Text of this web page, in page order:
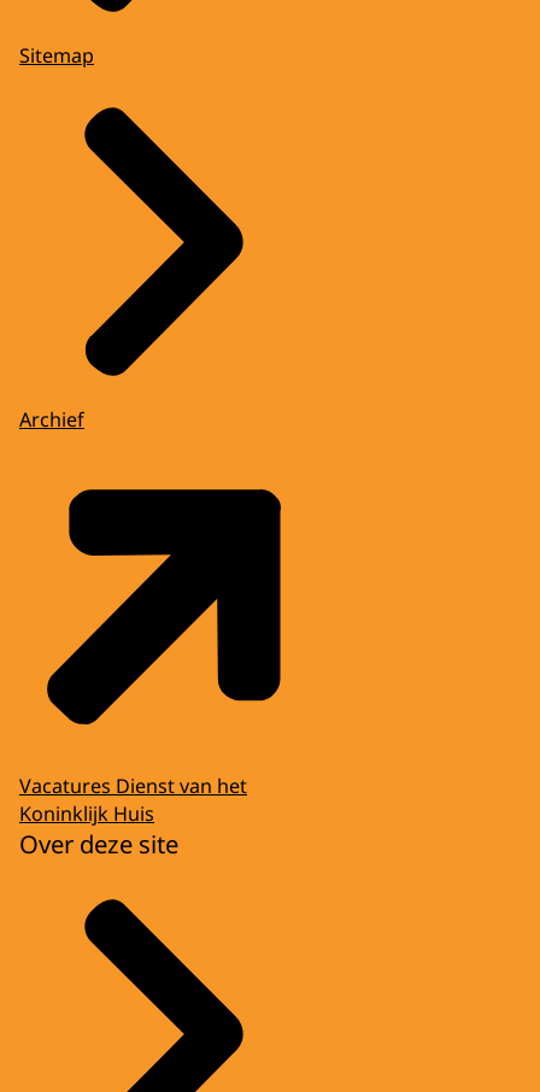
Sitemap
Archief
Vacatures Dienst van het
Koninklijk Huis
Over deze site